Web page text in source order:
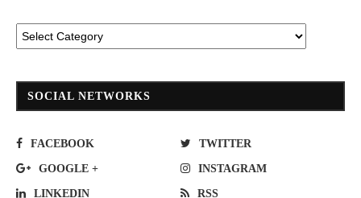
SOCIAL NETWORKS
FACEBOOK TWITTER
GOOGLE + INSTAGRAM
LINKEDIN RSS